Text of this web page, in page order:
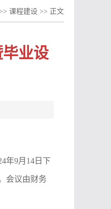
课程建设 >> 正文
业设
年9月14日下
会议由财务